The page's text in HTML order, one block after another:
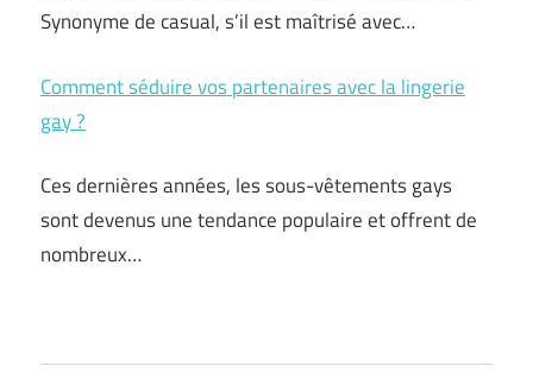
Synonyme de casual, s’il est maîtrisé avec…
Comment séduire vos partenaires avec la lingerie
gay ?
Ces dernières années, les sous-vêtements gays
sont devenus une tendance populaire et offrent de
nombreux…